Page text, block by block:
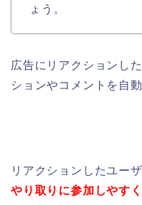
ょう。
広告にリアクションし
ションやコメントを自
リアクションしたユーザ
やり取りに参加しやす